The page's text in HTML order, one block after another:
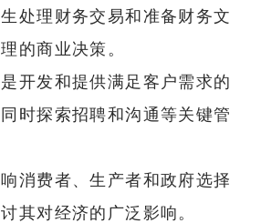
处理财务交易和准备财务文
的商业决策。
开发和提供满足客户需求的
时探索招聘和沟通等关键管
消费者、生产者和政府选择
其对经济的广泛影响。